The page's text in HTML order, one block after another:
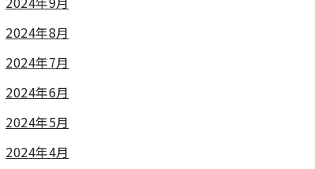
2024年8月
2024年7月
2024年6月
2024年5月
2024年4月